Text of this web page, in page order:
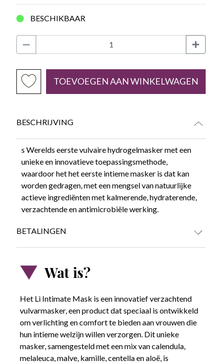
BESCHIKBAAR
TOEVOEGEN AAN WINKELWAGEN
BESCHRIJVING
s Werelds eerste vulvaire hydrogelmasker met een
unieke en innovatieve toepassingsmethode,
waardoor het het eerste intieme masker is dat kan
worden gedragen, met een mengsel van natuurlijke
actieve ingrediënten met kalmerende, hydraterende,
verzachtende en antimicrobiële werking.
BETALINGEN
PAYPAL (Mogelijkheid tot betaling in 3 termijnen (30-2.000 €) of
maximaal 24 termijnen (60-5.000 €))
BANKVERVOER
Wat is?
Het Lì Intimate Mask is een innovatief verzachtend
vulvarmasker, een product dat speciaal is ontwikkeld
om verlichting en comfort te bieden aan vrouwen die
hun intieme welzijn willen verzorgen. Dit unieke
masker, samengesteld met een mix van calendula,
melaleuca, malve, kamille, centella en aloë, is